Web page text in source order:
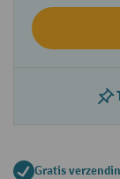
Gratis